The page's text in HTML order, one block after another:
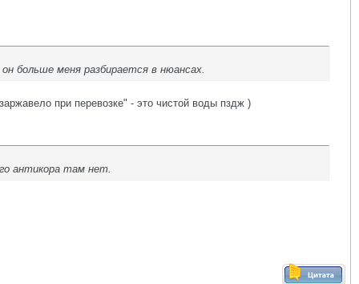
больше меня разбирается в нюансах.
при перевозке" - это чистой воды пздж )
антикора там нет.